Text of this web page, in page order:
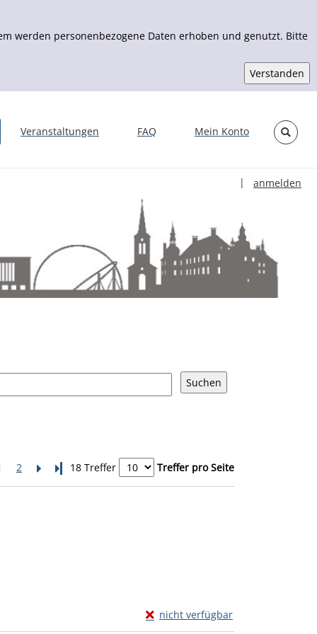
werden personenbezogene Daten erhoben und genutzt. Bitte
Veranstaltungen FAQ Mein Konto
| anmelden
Sprache
2 Letzte Seite
18 Treffer Treffer pro Seite
nicht verfügbar
Exemplar-Details von Anders